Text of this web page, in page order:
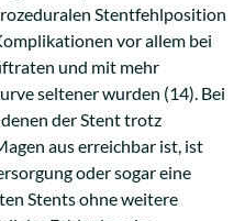
Stentfehlposition
vor allem bei
und mit mehr
seltener wurden (14). Bei
der Stent trotz
aus erreichbar ist, ist
oder sogar eine
Stents ohne weitere